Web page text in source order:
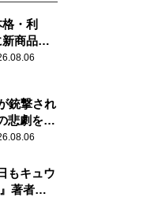
・利
商品を
洞窟」
銃撃され
悲劇を語
もキュウ
著者が